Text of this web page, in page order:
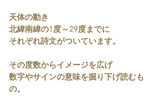
天体の動き
北緯南緯の1度～29度までに
それぞれ詩文がついています。
その度数からイメージを広げ
数字やサインの意味を掘り下げ読むも
の。